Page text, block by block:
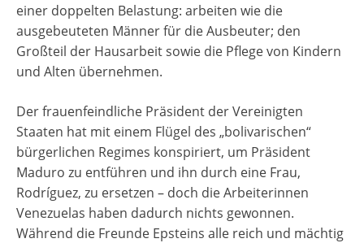
einer doppelten Belastung: arbeiten wie die
ausgebeuteten Männer für die Ausbeuter; den
Großteil der Hausarbeit sowie die Pflege von Kindern
und Alten übernehmen.
Der frauenfeindliche Präsident der Vereinigten
Staaten hat mit einem Flügel des „bolivarischen“
bürgerlichen Regimes konspiriert, um Präsident
Maduro zu entführen und ihn durch eine Frau,
Rodríguez, zu ersetzen – doch die Arbeiterinnen
Venezuelas haben dadurch nichts gewonnen.
Während die Freunde Epsteins alle reich und mächtig